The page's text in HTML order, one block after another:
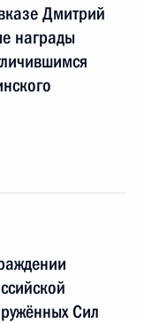
Дмитрий
награды
Сил